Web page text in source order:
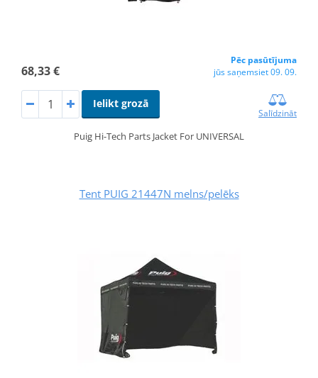
68,33 €
Pēc pasūtījuma
jūs saņemsiet 09. 09.
Ielikt grozā
Salīdzināt
Puig Hi-Tech Parts Jacket For UNIVERSAL
Tent PUIG 21447N melns/pelēks